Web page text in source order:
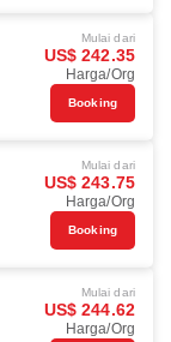
Mulai dari
US$ 242.35
Harga/Org
Booking
Mulai dari
US$ 243.75
Harga/Org
Booking
Mulai dari
US$ 244.62
Harga/Org